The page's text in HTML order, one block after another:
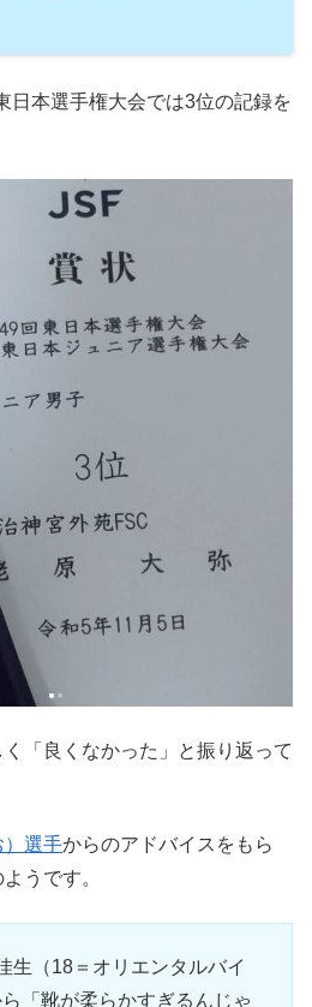
日本選手権大会では3位の記録を
「良くなかった」と振り返って
）選手からのアドバイスをもら
うです。
生（18＝オリエンタルバイ
「靴が柔らかすぎるんじゃ